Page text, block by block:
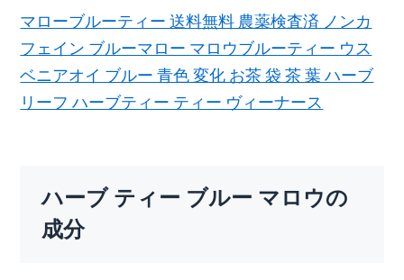
マローブルーティー 送料無料 農薬検査済 ノンカ
フェイン ブルーマロー マロウブルーティー ウス
ベニアオイ ブルー 青色 変化 お茶 袋 茶 葉 ハーブ
リーフ ハーブティー ティー ヴィーナース
ハーブ ティー ブルー マロウの
成分